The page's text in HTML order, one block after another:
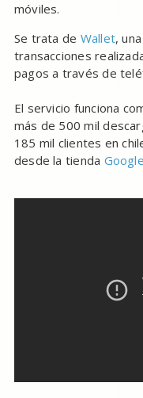
móviles.
Se trata de Wallet,
transacciones
pagos a través de
El servicio funciona
más de 500 mil
185 mil clientes en
desde la tienda